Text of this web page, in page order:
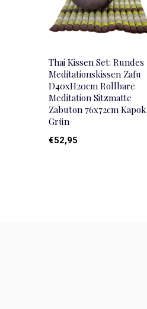
Thai Kissen Set: Rundes
Meditationskissen Zafu
D40xH20cm Rollbare
Meditation Sitzmatte
Zabuton 76x72cm Kapok
Grün
€52,95